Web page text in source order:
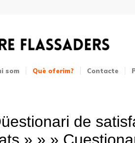
som Què oferim? Contacte